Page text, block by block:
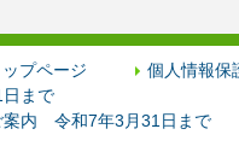
ップページ
個人情報保
まで
案内 令和7年3月31日まで